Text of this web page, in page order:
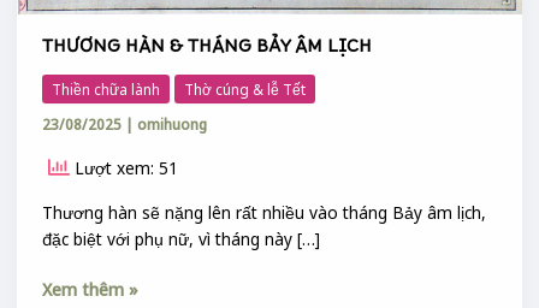
THƯƠNG HÀN & THÁNG BẢY ÂM LỊCH
Thiền chữa lành
Thờ cúng & lễ Tết
23/08/2025 | omihuong
Lượt xem: 51
Thương hàn sẽ nặng lên rất nhiều vào tháng Bảy âm lịch,
đặc biệt với phụ nữ, vì tháng này […]
Xem thêm »